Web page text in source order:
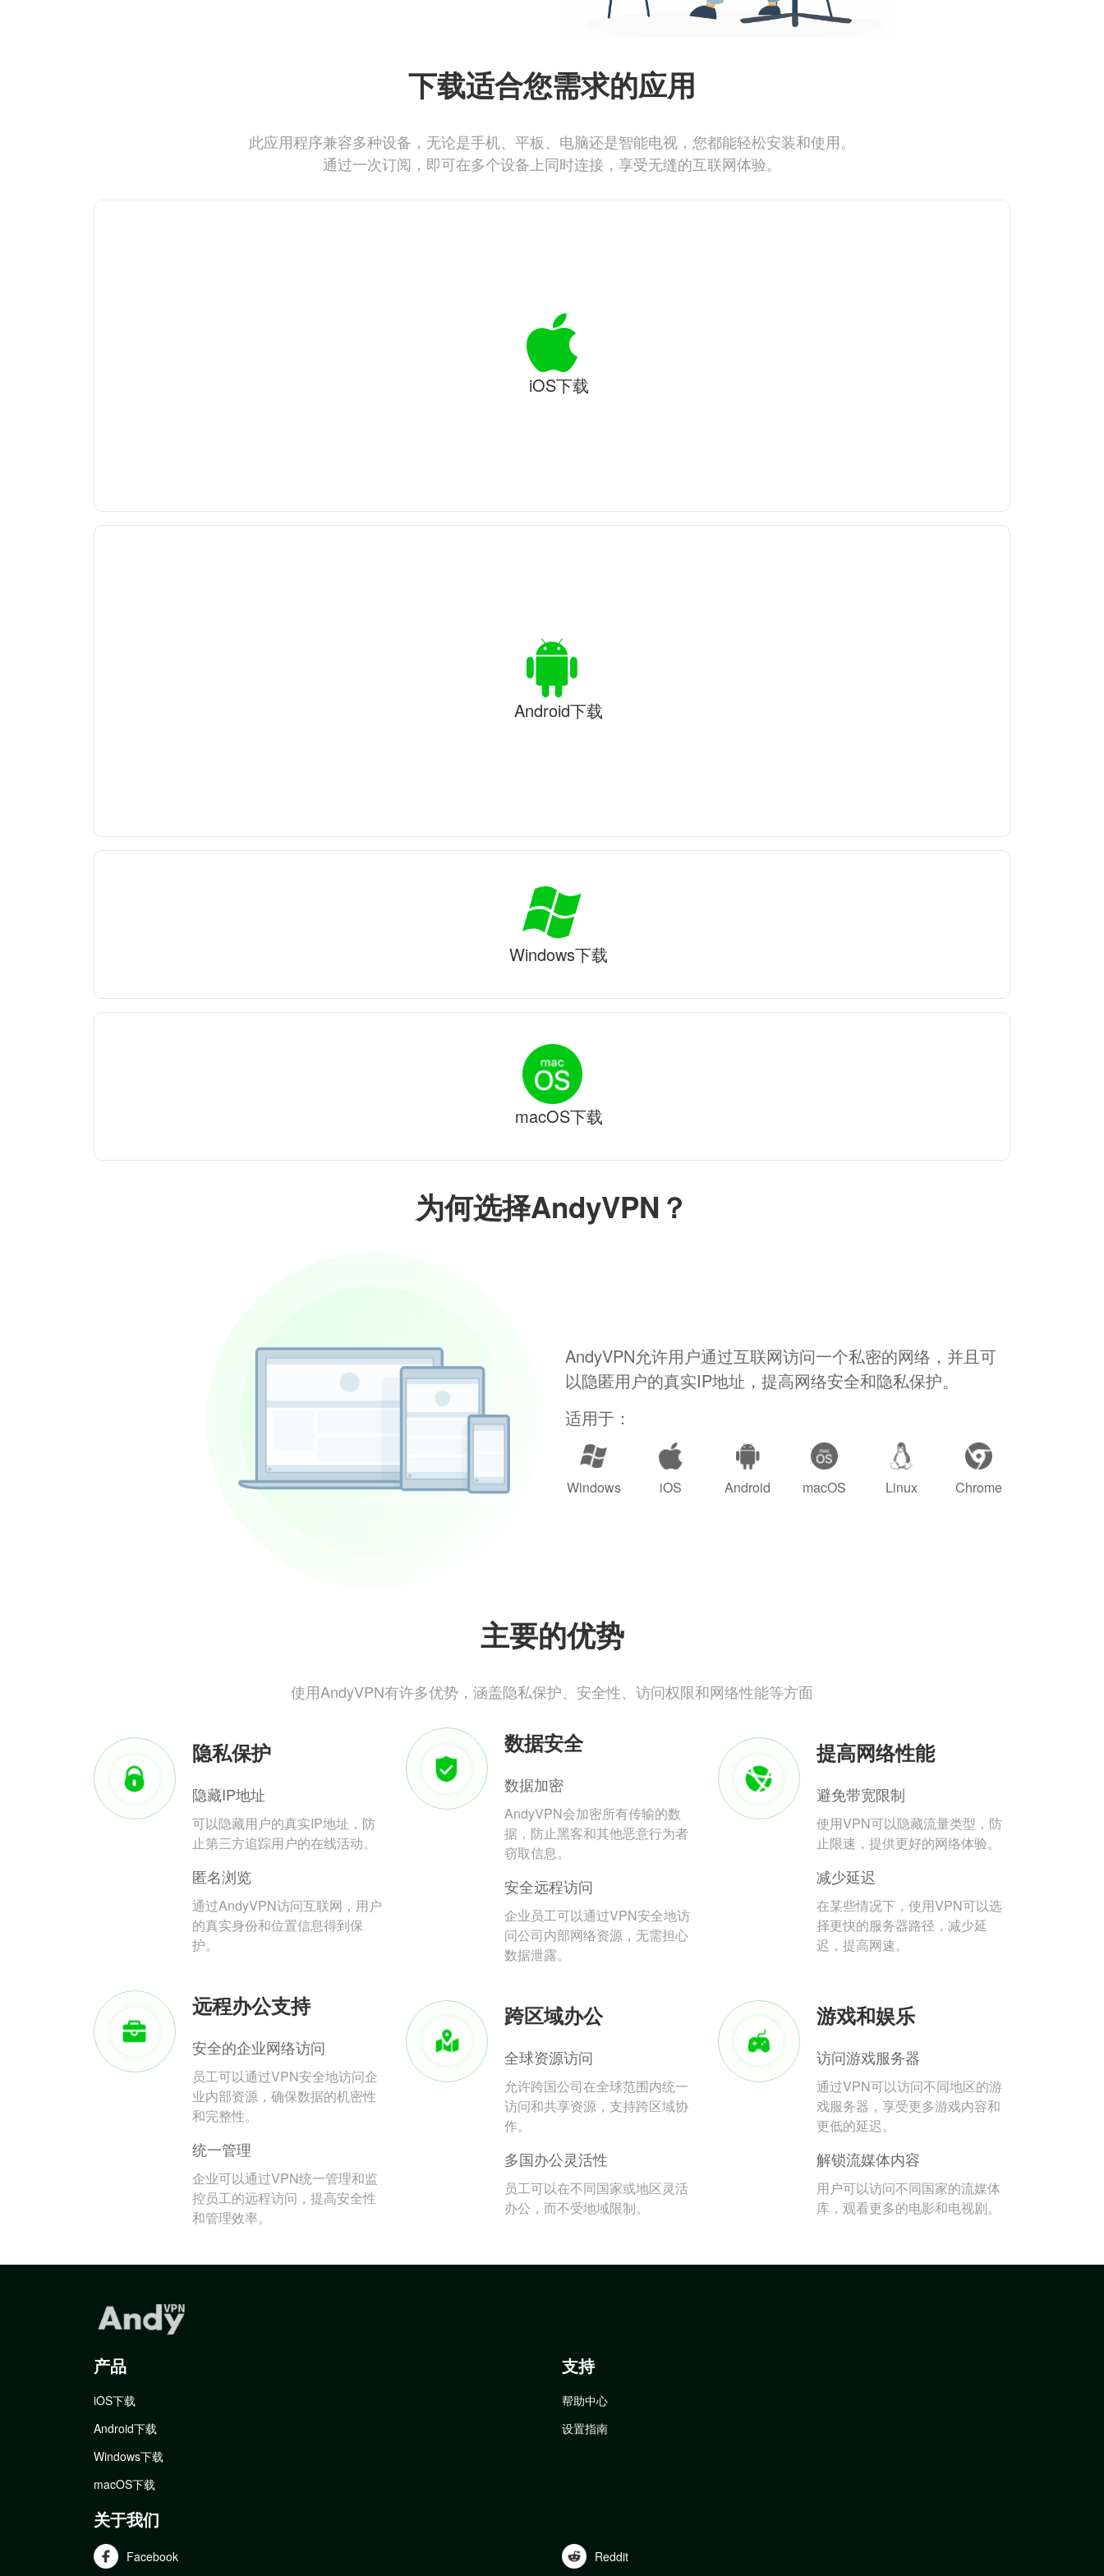
为何选择AndyVPN？
AndyVPN允许用户通过互联网访问一个私密的网络，并且可
以隐匿用户的真实IP地址，提高网络安全和隐私保护。
适用于：
Windows iOS Android macOS Linux Chrome
主要的优势
使用AndyVPN有许多优势，涵盖隐私保护、安全性、访问权限和网络性能等方面
隐私保护
隐藏IP地址
可以隐藏用户的真实IP地址，防
止第三方追踪用户的在线活动。
匿名浏览
通过AndyVPN访问互联网，用户
的真实身份和位置信息得到保
护。
数据安全
数据加密
AndyVPN会加密所有传输的数
据，防止黑客和其他恶意行为者
窃取信息。
安全远程访问
企业员工可以通过VPN安全地访
问公司内部网络资源，无需担心
数据泄露。
提高网络性能
避免带宽限制
使用VPN可以隐藏流量类型，防
止限速，提供更好的网络体验。
减少延迟
在某些情况下，使用VPN可以选
择更快的服务器路径，减少延
迟，提高网速。
远程办公支持
安全的企业网络访问
员工可以通过VPN安全地访问企
业内部资源，确保数据的机密性
和完整性。
统一管理
企业可以通过VPN统一管理和监
控员工的远程访问，提高安全性
和管理效率。
跨区域办公
全球资源访问
允许跨国公司在全球范围内统一
访问和共享资源，支持跨区域协
作。
多国办公灵活性
员工可以在不同国家或地区灵活
办公，而不受地域限制。
游戏和娱乐
访问游戏服务器
通过VPN可以访问不同地区的游
戏服务器，享受更多游戏内容和
更低的延迟。
解锁流媒体内容
用户可以访问不同国家的流媒体
库，观看更多的电影和电视剧。
下载适合您需求的应用
此应用程序兼容多种设备，无论是手机、平板、电脑还是智能电视，您都能轻松安装和使用。
通过一次订阅，即可在多个设备上同时连接，享受无缝的互联网体验。
iOS下载
Android下载
Windows下载
macOS下载
产品
iOS下载
Android下载
Windows下载
macOS下载
支持
帮助中心
设置指南
关于我们
Facebook Reddit